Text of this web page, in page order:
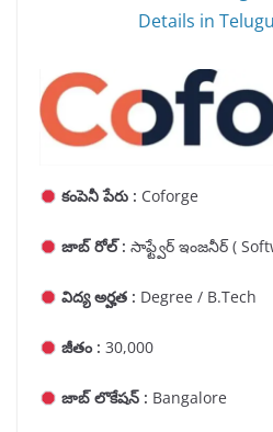
Details in
కంపెనీ పేరు : Coforge
జాబ్ రోల్ : సాఫ్ట్వేర్ ఇంజనీర్ (
విద్య అర్హత : Degree / B.Tech
జీతం : 30,000
జాబ్ లొకేషన్ : Bangalore